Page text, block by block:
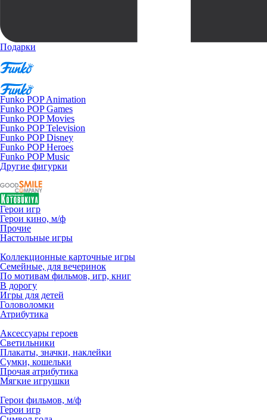
Подарки
Funko POP Animation
Funko POP Games
Funko POP Movies
Funko POP Television
Funko POP Disney
Funko POP Heroes
Funko POP Music
Другие фигурки
Герои игр
Герои кино, м/ф
Прочие
Настольные игры
Коллекционные карточные игры
Семейные, для вечеринок
По мотивам фильмов, игр, книг
В дорогу
Игры для детей
Головоломки
Атрибутика
Аксессуары героев
Светильники
Плакаты, значки, наклейки
Сумки, кошельки
Прочая атрибутика
Мягкие игрушки
Герои фильмов, м/ф
Герои игр